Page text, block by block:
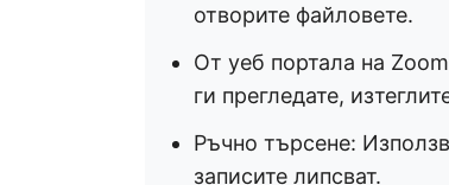
отворите файловете.
От уеб портала на
ги прегледате,
Ръчно търсене:
записите липсват.